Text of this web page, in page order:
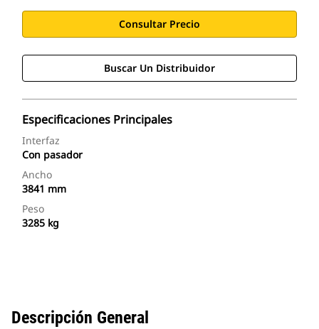
Consultar Precio
Buscar Un Distribuidor
Especificaciones Principales
Interfaz
Con pasador
Ancho
3841 mm
Peso
3285 kg
Descripción General